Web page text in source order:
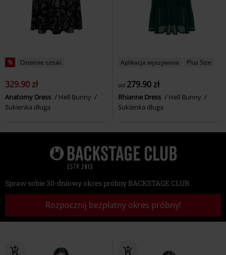
% Ostatnie sztuki
329.90 zł
Anatomy Dress
Hell Bunny
Sukienka długa
Aplikacja wyszywana Plus Size
od 279.90 zł
Rhianne Dress
Hell Bunny
Sukienka długa
Spraw sobie 30-dniowy okres próbny BACKSTAGE CLUB
Rozpocznij bezpłatny okres próbny!